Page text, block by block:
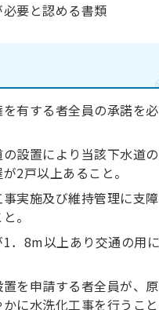
要と認める書類
有する者全員の承諾を
設置により当該下水道
2戸以上あること。
実施及び維持管理に支
。
．8m以上あり交通の用
を申請する者全員が、
に水洗化工事を行うこと